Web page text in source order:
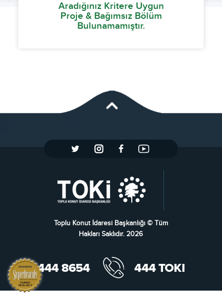
Aradığınız Kritere Uygun
Proje & Bağımsız Bölüm
Bulunamamıştır.
Toplu Konut İdaresi Başkanlığı © Tüm
Hakları Saklıdır. 2026